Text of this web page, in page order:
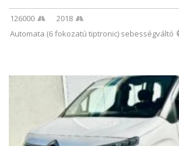
126000
2018
Automata (6 fokozatú tiptronic) sebességváltó